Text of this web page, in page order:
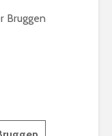
Bruggen